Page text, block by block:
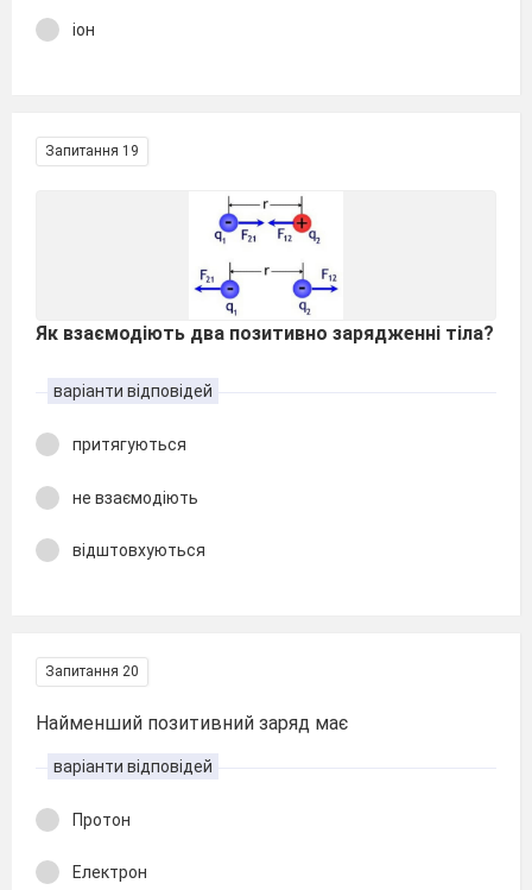
іон
Запитання 19
Як взаємодіють два позитивно зарядженні тіла?
варіанти відповідей
притягуються
не взаємодіють
відштовхуються
Запитання 20
Найменший позитивний заряд має
варіанти відповідей
Протон
Електрон